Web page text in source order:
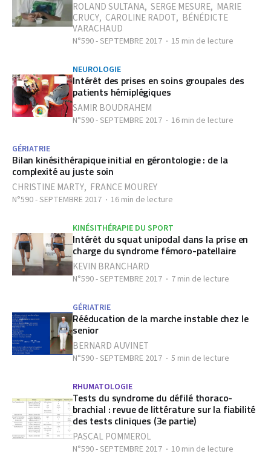
ROLAND SULTANA, SERGE MESURE, MARIE
CRUCY, CAROLINE RADOT, BÉNÉDICTE
VARACHAUD
N°590 - SEPTEMBRE 2017 15 min de lecture
NEUROLOGIE
Intérêt des prises en soins groupales des
patients hémiplégiques
SAMIR BOUDRAHEM
N°590 - SEPTEMBRE 2017 16 min de lecture
GÉRIATRIE
Bilan kinésithérapique initial en gérontologie : de la
complexité au juste soin
CHRISTINE MARTY, FRANCE MOUREY
N°590 - SEPTEMBRE 2017 16 min de lecture
KINÉSITHÉRAPIE DU SPORT
Intérêt du squat unipodal dans la prise en
charge du syndrome fémoro-patellaire
KEVIN BRANCHARD
N°590 - SEPTEMBRE 2017 7 min de lecture
GÉRIATRIE
Rééducation de la marche instable chez le
senior
BERNARD AUVINET
N°590 - SEPTEMBRE 2017 5 min de lecture
RHUMATOLOGIE
Tests du syndrome du défilé thoraco-
brachial : revue de littérature sur la fiabilité
des tests cliniques (3e partie)
PASCAL POMMEROL
N°590 - SEPTEMBRE 2017 10 min de lecture